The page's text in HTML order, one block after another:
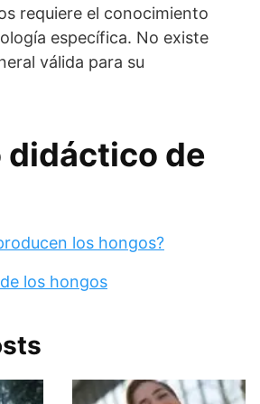
requiere el conocimiento
específica. No existe
válida para su
didáctico de
los hongos?
los hongos